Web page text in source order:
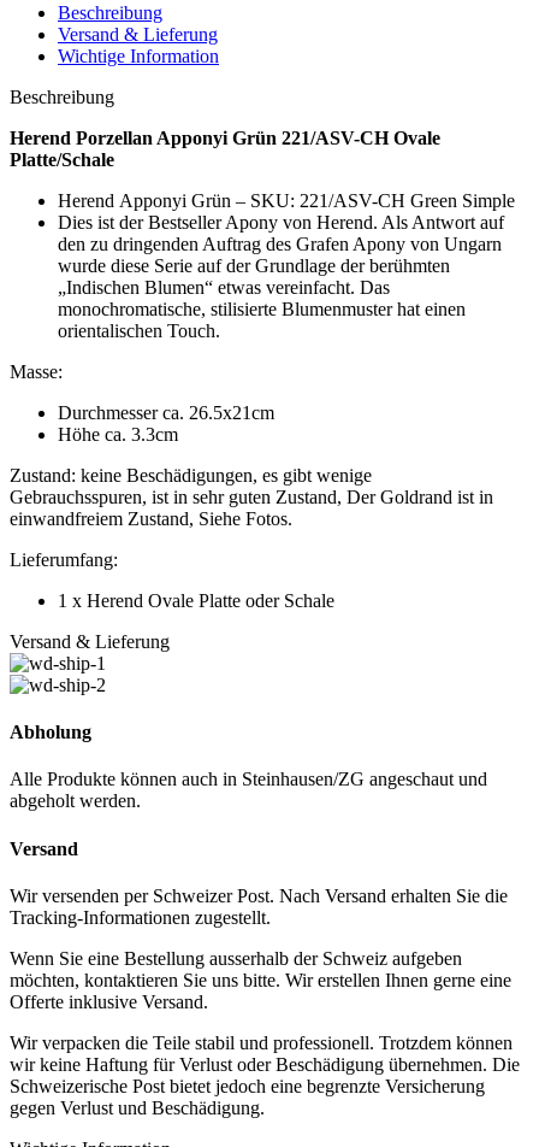
Beschreibung
Versand & Lieferung
Wichtige Information
Beschreibung
Herend Porzellan Apponyi Grün 221/ASV-CH Ovale
Platte/Schale
Herend Apponyi Grün – SKU: 221/ASV-CH Green Simple
Dies ist der Bestseller Apony von Herend. Als Antwort auf
den zu dringenden Auftrag des Grafen Apony von Ungarn
wurde diese Serie auf der Grundlage der berühmten
„Indischen Blumen“ etwas vereinfacht. Das
monochromatische, stilisierte Blumenmuster hat einen
orientalischen Touch.
Masse:
Durchmesser ca. 26.5x21cm
Höhe ca. 3.3cm
Zustand: keine Beschädigungen, es gibt wenige
Gebrauchsspuren, ist in sehr guten Zustand, Der Goldrand ist in
einwandfreiem Zustand, Siehe Fotos.
Lieferumfang:
1 x Herend Ovale Platte oder Schale
Versand & Lieferung
Abholung
Alle Produkte können auch in Steinhausen/ZG angeschaut und
abgeholt werden.
Versand
Wir versenden per Schweizer Post. Nach Versand erhalten Sie die
Tracking-Informationen zugestellt.
Wenn Sie eine Bestellung ausserhalb der Schweiz aufgeben
möchten, kontaktieren Sie uns bitte. Wir erstellen Ihnen gerne eine
Offerte inklusive Versand.
Wir verpacken die Teile stabil und professionell. Trotzdem können
wir keine Haftung für Verlust oder Beschädigung übernehmen. Die
Schweizerische Post bietet jedoch eine begrenzte Versicherung
gegen Verlust und Beschädigung.